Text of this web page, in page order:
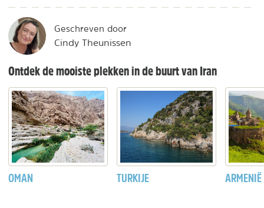
Geschreven door
Cindy Theunissen
Ontdek de mooiste plekken in de buurt van Iran
OMAN TURKIJE ARMENIË